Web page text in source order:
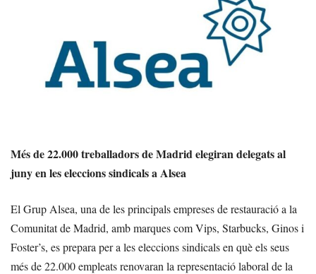
Més de 22.000 treballadors de Madrid elegiran delegats al
juny en les eleccions sindicals a Alsea
El Grup Alsea, una de les principals empreses de restauració a la
Comunitat de Madrid, amb marques com Vips, Starbucks, Ginos i
Foster’s, es prepara per a les eleccions sindicals en què els seus
més de 22.000 empleats renovaran la representació laboral de la